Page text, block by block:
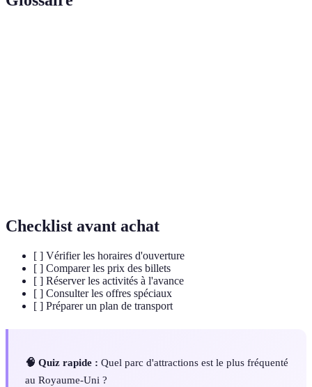
Checklist avant achat
[ ] Vérifier les horaires d'ouverture
[ ] Comparer les prix des billets
[ ] Réserver les activités à l'avance
[ ] Consulter les offres spéciaux
[ ] Préparer un plan de transport
🧠 Quiz rapide : Quel parc d'attractions est le plus fréquenté
au Royaume-Uni ?